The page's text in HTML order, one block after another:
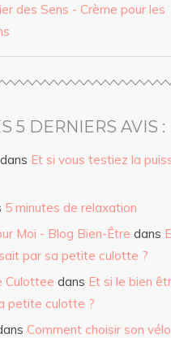
des Sens - Crème pour les
5 DERNIERS AVIS :
dans Et si vous testiez la
5 minutes de relaxation
Moi - Blog Bien-Être dans
par sa petite culotte ?
Culottee dans Et si le bien
petite culotte ?
Comment choisir son vélo